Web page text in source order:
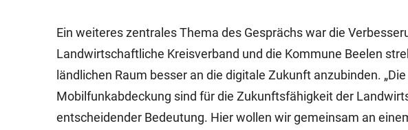
Ein weiteres zentrales Thema des Gesprächs war die
Landwirtschaftliche Kreisverband und die Kommune Beelen
ländlichen Raum besser an die digitale Zukunft anzubinden.
Mobilfunkabdeckung sind für die Zukunftsfähigkeit der
entscheidender Bedeutung. Hier wollen wir gemeinsam an